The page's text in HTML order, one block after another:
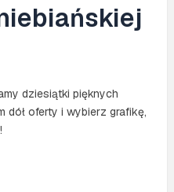
dziesiątki pięknych
dół oferty i wybierz grafikę,